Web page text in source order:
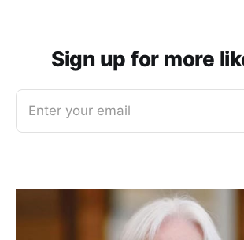
Sign up for more
Enter your email